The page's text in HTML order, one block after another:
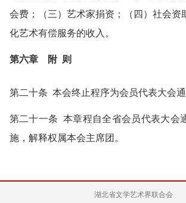
会费；（三）艺术家捐资；（四）社会资
化艺术有偿服务的收入。
第六章 附 则
第二十条 本会终止程序为会员代表大会通
第二十一条 本章程自全省会员代表大会
施，解释权属本会主席团。
湖北省文学艺术界联合会